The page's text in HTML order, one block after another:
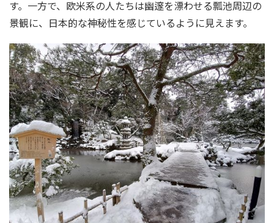
す。一方で、欧米系の人たちは幽邃を漂わせる瓢池周辺の
景観に、日本的な神秘性を感じているように見えます。